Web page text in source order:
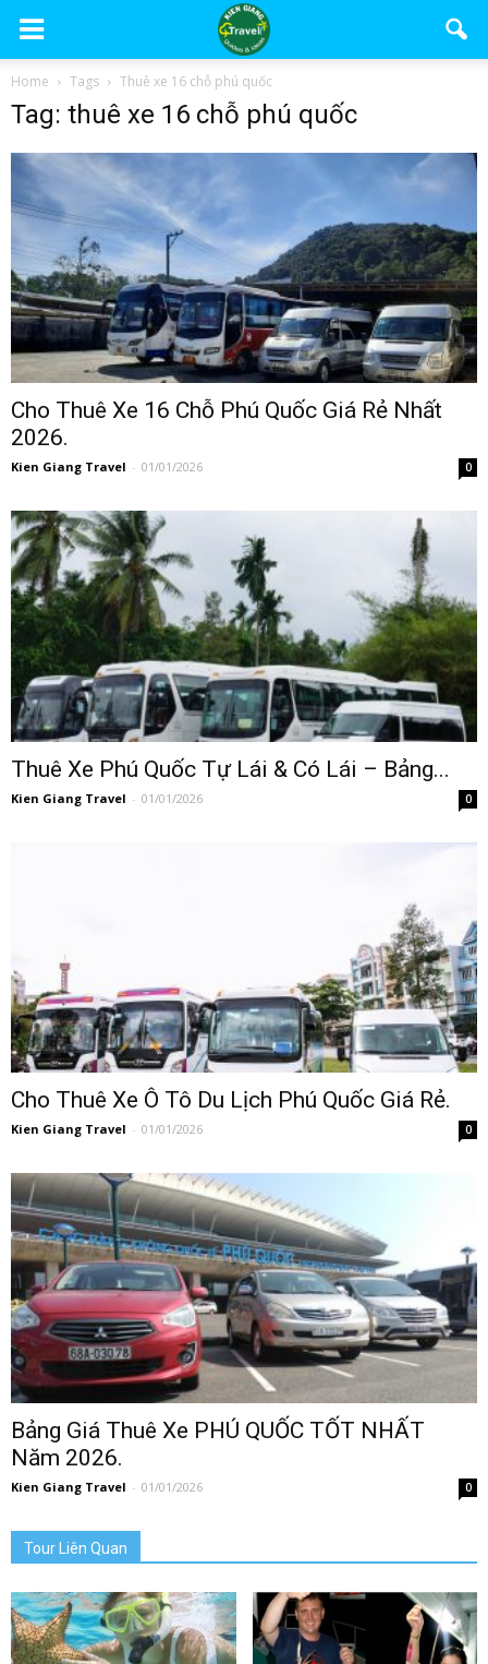
Home Tags Thuê xe 16 chỗ phú quốc
Tag: thuê xe 16 chỗ phú quốc
Cho Thuê Xe 16 Chỗ Phú Quốc Giá Rẻ Nhất
2026.
Kien Giang Travel - 01/01/2026 0
Thuê Xe Phú Quốc Tự Lái & Có Lái – Bảng...
Kien Giang Travel - 01/01/2026 0
Cho Thuê Xe Ô Tô Du Lịch Phú Quốc Giá Rẻ.
Kien Giang Travel - 01/01/2026 0
Bảng Giá Thuê Xe PHÚ QUỐC TỐT NHẤT
Năm 2026.
Kien Giang Travel - 01/01/2026 0
Tour Liên Quan